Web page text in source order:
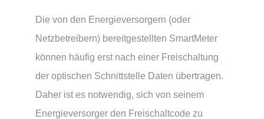
Die von den Energieversorgern (oder
Netzbetreibern) bereitgestellten SmartMeter
können häufig erst nach einer Freischaltung
der optischen Schnittstelle Daten übertragen.
Daher ist es notwendig, sich von seinem
Energieversorger den Freischaltcode zu